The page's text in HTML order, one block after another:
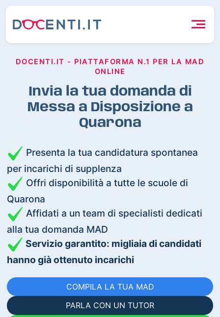
DOCENTI.IT - PIATTAFORMA N.1 PER LA MAD
ONLINE
Invia la tua domanda di
Messa a Disposizione a
Quarona
Presenta la tua candidatura spontanea
per incarichi di supplenza
Offri disponibilità a tutte le scuole di
Quarona
Affidati a un team di specialisti dedicati
alla tua domanda MAD
Servizio garantito: migliaia di candidati
hanno già ottenuto incarichi
COMPILA LA TUA MAD
PARLA CON UN TUTOR